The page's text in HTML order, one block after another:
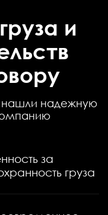
и
нашли надежную
за
груза